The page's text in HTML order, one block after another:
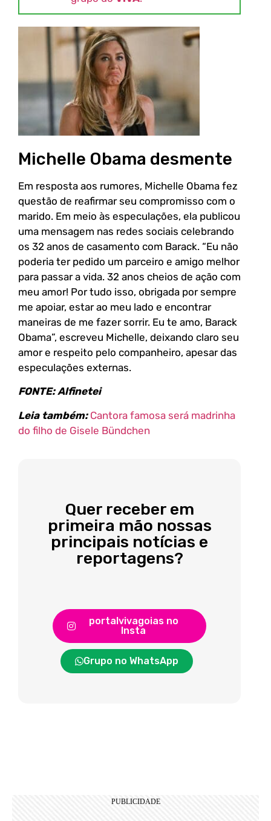
Michelle Obama desmente
Em resposta aos rumores, Michelle Obama fez
questão de reafirmar seu compromisso com o
marido. Em meio às especulações, ela publicou
uma mensagem nas redes sociais celebrando
os 32 anos de casamento com Barack. “Eu não
poderia ter pedido um parceiro e amigo melhor
para passar a vida. 32 anos cheios de ação com
meu amor! Por tudo isso, obrigada por sempre
me apoiar, estar ao meu lado e encontrar
maneiras de me fazer sorrir. Eu te amo, Barack
Obama”, escreveu Michelle, deixando claro seu
amor e respeito pelo companheiro, apesar das
especulações externas.
FONTE: Alfinetei
Leia também: Cantora famosa será madrinha
do filho de Gisele Bündchen
Quer receber em
primeira mão nossas
principais notícias e
reportagens?
portalvivagoias no
Insta
Grupo no WhatsApp